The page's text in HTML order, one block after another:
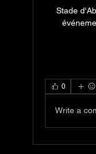
Stade
0
Write a